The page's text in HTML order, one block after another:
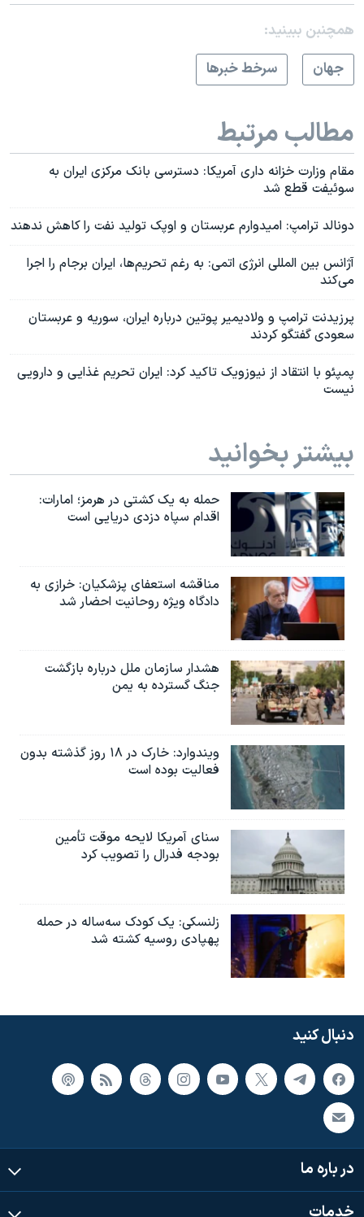
همچنبن ببینید:
جهان
سرخط خبرها
مطالب مرتبط
مقام وزارت خزانه داری آمریکا: دسترسی بانک مرکزی ایران به
سوئیفت قطع شد
دونالد ترامپ: امیدوارم عربستان و اوپک تولید نفت را کاهش ندهند
آژانس بین المللی انرژی اتمی: به رغم تحریم‌ها، ایران برجام را اجرا
می‌کند
پرزیدنت ترامپ و ولادیمیر پوتین درباره ایران، سوریه و عربستان
سعودی گفتگو کردند
پمپئو با انتقاد از نیوزویک تاکید کرد: ایران تحریم غذایی و دارویی
نیست
بیشتر بخوانید
حمله به یک کشتی در هرمز؛ امارات:
اقدام سپاه دزدی دریایی است
مناقشه استعفای پزشکیان: خرازی به
دادگاه ویژه روحانیت احضار شد
هشدار سازمان ملل درباره بازگشت
جنگ گسترده به یمن
ویندوارد: خارک در ۱۸ روز گذشته بدون
فعالیت بوده است
سنای آمریکا لایحه موقت تأمین
بودجه فدرال را تصویب کرد
زلنسکی: یک کودک سه‌ساله در حمله
پهپادی روسیه کشته شد
دنبال کنید
در باره ما
خدمات